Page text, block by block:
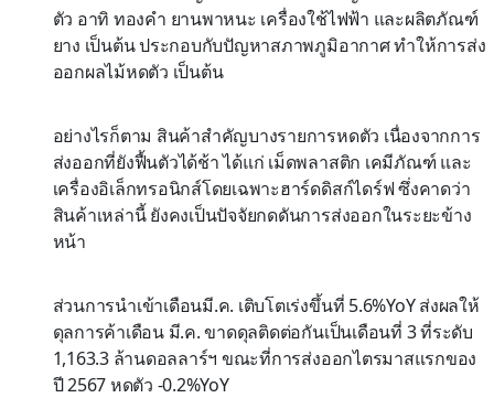
ตัว อาทิ ทองคำ ยานพาหนะ เครื่องใช้ไฟฟ้า และผลิตภัณฑ์
ยาง เป็นต้น ประกอบกับปัญหาสภาพภูมิอากาศ ทำให้การส่ง
ออกผลไม้หดตัว เป็นต้น
อย่างไรก็ตาม สินค้าสำคัญบางรายการหดตัว เนื่องจากการ
ส่งออกที่ยังฟื้นตัวได้ช้า ได้แก่ เม็ดพลาสติก เคมีภัณฑ์ และ
เครื่องอิเล็กทรอนิกส์โดยเฉพาะฮาร์ดดิสก์ไดร์ฟ ซึ่งคาดว่า
สินค้าเหล่านี้ ยังคงเป็นปัจจัยกดดันการส่งออกในระยะข้าง
หน้า
ส่วนการนำเข้าเดือนมี.ค. เติบโตเร่งขึ้นที่ 5.6%YoY ส่งผลให้
ดุลการค้าเดือน มี.ค. ขาดดุลติดต่อกันเป็นเดือนที่ 3 ที่ระดับ
1,163.3 ล้านดอลลาร์ฯ ขณะที่การส่งออกไตรมาสแรกของ
ปี 2567 หดตัว -0.2%YoY